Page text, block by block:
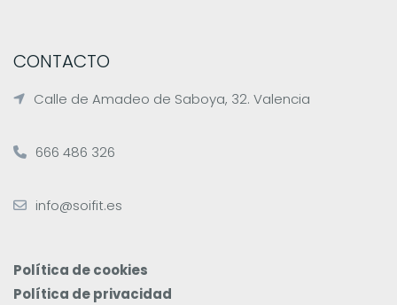
CONTACTO
Calle de Amadeo de Saboya, 32. Valencia
666 486 326
info@soifit.es
Política de cookies
Política de privacidad